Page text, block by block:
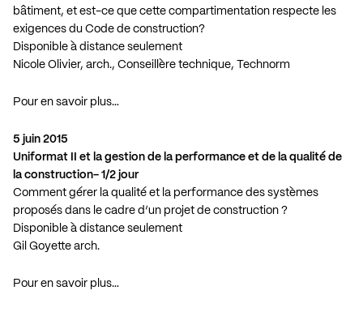
bâtiment, et est-ce que cette compartimentation respecte les
exigences du Code de construction?
Disponible à distance seulement
Nicole Olivier, arch., Conseillère technique, Technorm
Pour en savoir plus…
5 juin 2015
Uniformat II et la gestion de la performance et de la qualité de
la construction- 1/2 jour
Comment gérer la qualité et la performance des systèmes
proposés dans le cadre d’un projet de construction ?
Disponible à distance seulement
Gil Goyette arch.
Pour en savoir plus…